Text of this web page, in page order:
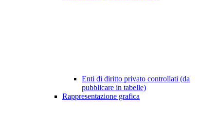
Enti di diritto privato controllati (da
pubblicare in tabelle)
Rappresentazione grafica